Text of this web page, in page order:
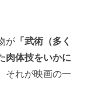
が 「武術（多く
肉体技をいかに
それが映画の一